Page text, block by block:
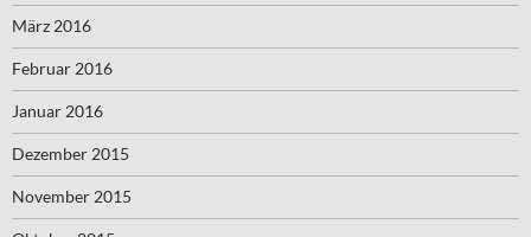
März 2016
Februar 2016
Januar 2016
Dezember 2015
November 2015